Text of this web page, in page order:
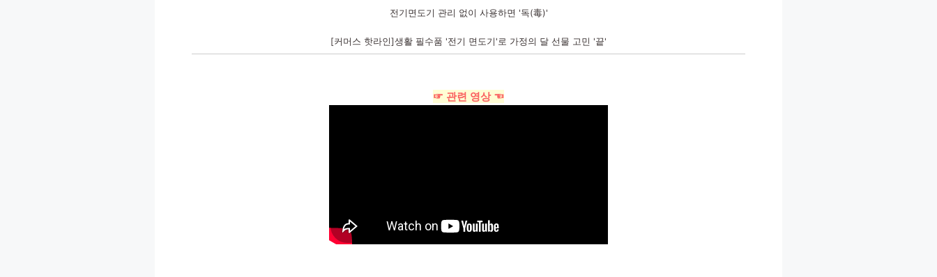
전기면도기 관리 없이 사용하면 '독(毒)'
[커머스 핫라인]생활 필수품 '전기 면도기'로 가정의 달 선물 고민 '끝'
☞ 관련 영상 ☜